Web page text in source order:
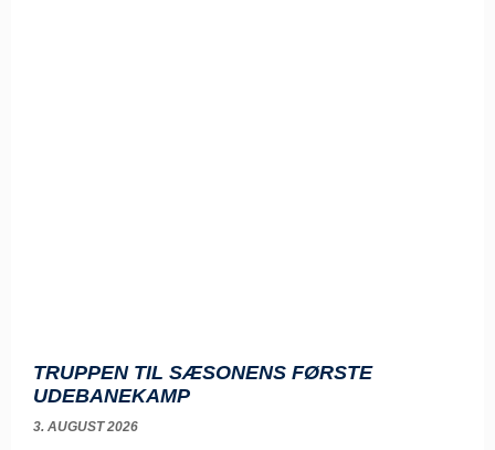
TRUPPEN TIL SÆSONENS FØRSTE
UDEBANEKAMP
3. AUGUST 2026